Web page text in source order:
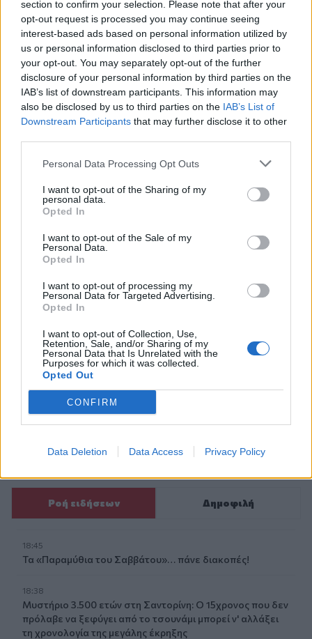
section to confirm your selection. Please note that after your
opt-out request is processed you may continue seeing
interest-based ads based on personal information utilized by
us or personal information disclosed to third parties prior to
your opt-out. You may separately opt-out of the further
disclosure of your personal information by third parties on the
IAB’s list of downstream participants. This information may
also be disclosed by us to third parties on the IAB’s List of
Downstream Participants that may further disclose it to other
Personal Data Processing Opt Outs
I want to opt-out of the Sharing of my
personal data.
Opted In
I want to opt-out of the Sale of my
Personal Data.
Opted In
I want to opt-out of processing my
Personal Data for Targeted Advertising.
Opted In
I want to opt-out of Collection, Use,
Retention, Sale, and/or Sharing of my
Personal Data that Is Unrelated with the
Purposes for which it was collected.
Opted Out
CONFIRM
Data Deletion Data Access Privacy Policy
Ακολουθήστε το Cretalive στοGoogle News
στοFacebook
Κάντε εγγραφή στο κανάλι μας στοYouTube
Γίνε ο ρεπόρτερ του CRETALIVE
ΣΤΕΊΛΕ ΤΗΝ ΕΊΔΗΣΗ
Ροή ειδήσεων Δημοφιλή
18:45
Τα «Παραμύθια του Σαββάτου»… πάνε διακοπές!
18:38
Μυστήριο 3.500 ετών στη Σαντορίνη: Ο 15χρονος που δεν
πρόλαβε να ξεφύγει από το τσουνάμι μπορεί ν' αλλάξει
τη χρονολογία της μεγάλης έκρηξης